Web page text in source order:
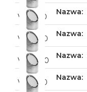
VHD160
VHD180
VHD200
VHD250